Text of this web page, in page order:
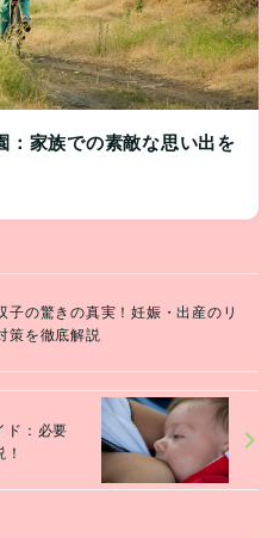
：家族での素敵な思い出を
子の驚きの真実！妊娠・出産のリ
策を徹底解説
ド：必要